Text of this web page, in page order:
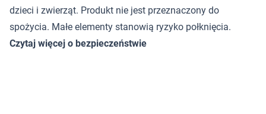
dzieci i zwierząt. Produkt nie jest przeznaczony do
spożycia. Małe elementy stanowią ryzyko połknięcia.
Czytaj więcej o bezpieczeństwie